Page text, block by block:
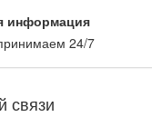
информация
24/7
связи